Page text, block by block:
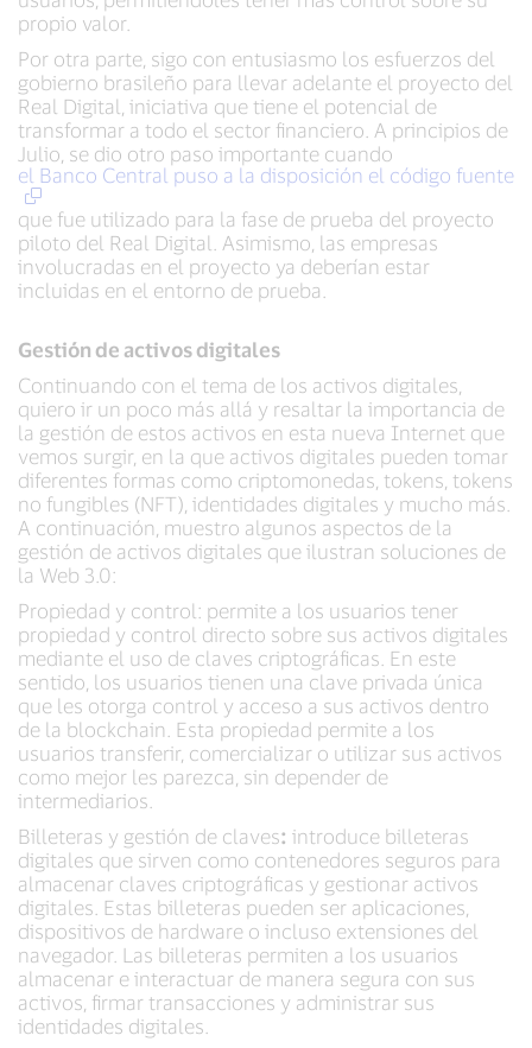
propio valor.
Por otra parte, sigo con entusiasmo los esfuerzos del
gobierno brasileño para llevar adelante el proyecto del
Real Digital, iniciativa que tiene el potencial de
transformar a todo el sector financiero. A principios de
Julio, se dio otro paso importante cuando
el Banco Central puso a la disposición el código fuente
que fue utilizado para la fase de prueba del proyecto
piloto del Real Digital. Asimismo, las empresas
involucradas en el proyecto ya deberían estar
incluidas en el entorno de prueba.
Gestión de activos digitales
Continuando con el tema de los activos digitales,
quiero ir un poco más allá y resaltar la importancia de
la gestión de estos activos en esta nueva Internet que
vemos surgir, en la que activos digitales pueden tomar
diferentes formas como criptomonedas, tokens, tokens
no fungibles (NFT), identidades digitales y mucho más.
A continuación, muestro algunos aspectos de la
gestión de activos digitales que ilustran soluciones de
la Web 3.0:
Propiedad y control: permite a los usuarios tener
propiedad y control directo sobre sus activos digitales
mediante el uso de claves criptográficas. En este
sentido, los usuarios tienen una clave privada única
que les otorga control y acceso a sus activos dentro
de la blockchain. Esta propiedad permite a los
usuarios transferir, comercializar o utilizar sus activos
como mejor les parezca, sin depender de
intermediarios.
Billeteras y gestión de claves: introduce billeteras
digitales que sirven como contenedores seguros para
almacenar claves criptográficas y gestionar activos
digitales. Estas billeteras pueden ser aplicaciones,
dispositivos de hardware o incluso extensiones del
navegador. Las billeteras permiten a los usuarios
almacenar e interactuar de manera segura con sus
activos, firmar transacciones y administrar sus
identidades digitales.